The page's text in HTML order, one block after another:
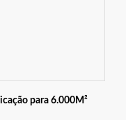
para 6.000M²